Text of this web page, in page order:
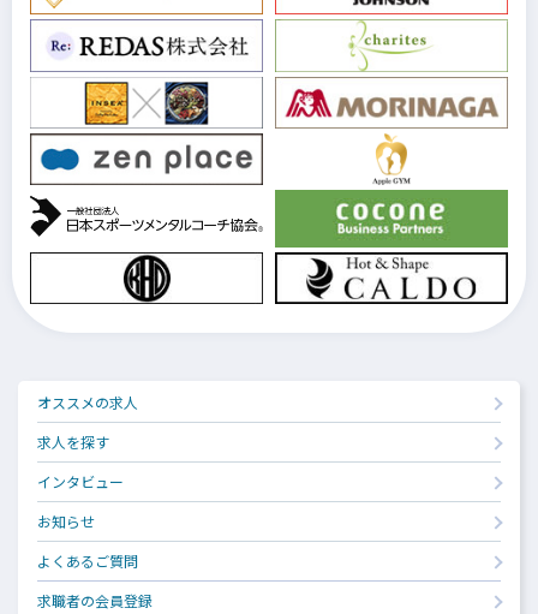
オススメの求人
求人を探す
インタビュー
お知らせ
よくあるご質問
求職者の会員登録